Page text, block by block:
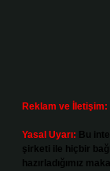
Reklam ve İletişim:
Yasal Uyarı: Bu
şirketi ile hiçbir
hazırladığımız